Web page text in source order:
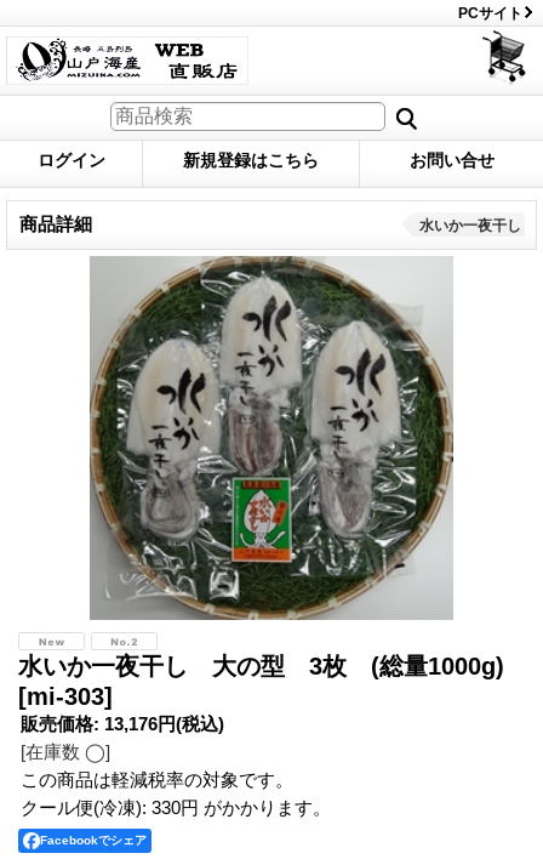
PCサイト
ログイン 新規登録はこちら お問い合せ
商品詳細 水いか一夜干し
水いか一夜干し 大の型 3枚 (総量1000g)
[mi-303]
販売価格: 13,176円(税込)
[在庫数 ◯]
この商品は軽減税率の対象です。
クール便(冷凍): 330円 がかかります。
Facebookでシェア